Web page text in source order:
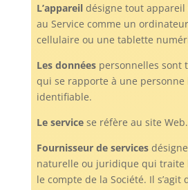
L’appareildésigne tout appareil
au Service comme un
cellulaire ou une tablette
Les donnéespersonnelles sont
qui se rapporte à une personne
identifiable.
Le servicese réfère au site Web.
Fournisseur de services
naturelle ou juridique qui traite
le compte de la Société. Il s’agit